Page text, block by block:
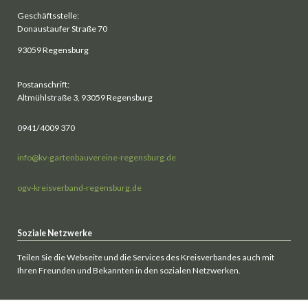
Geschäftsstelle:
Donaustaufer Straße 70
93059 Regensburg
Postanschrift:
Altmühlstraße 3, 93059 Regensburg
0941/4009 370
info@kv-gartenbauvereine-regensburg.de
ogv-kreisverband-regensburg.de
Soziale Netzwerke
Teilen Sie die Webseite und die Services des Kreisverbandes auch mit
Ihren Freunden und Bekannten in den sozialen Netzwerken.